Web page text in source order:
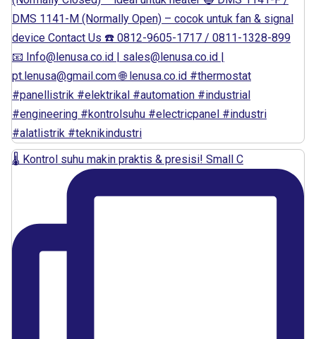
🌡️ Kontrol suhu makin praktis & presisi! Small C